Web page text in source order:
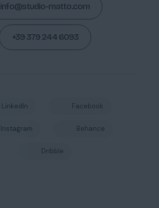
info@studio-matto.com
+39 379 244 6093
LinkedIn Facebook
Instagram Behance
Dribble